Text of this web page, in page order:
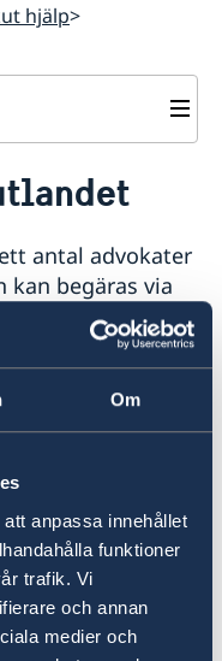
Om
anpassa innehållet
funktioner
trafik. Vi
och annan
medier och
hjälp
en olycka
18 år
18 år
i
antal advokater
kan begäras via
på listan inte
lista utan
heller för de
lämnar. Du får